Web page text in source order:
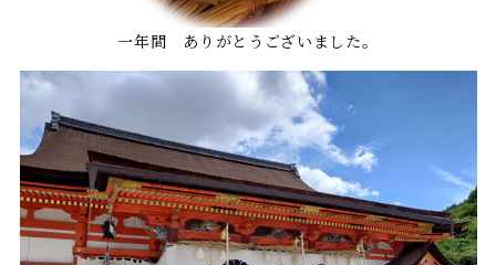
一年間 ありがとうございました。